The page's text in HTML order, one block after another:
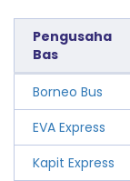
Pengusaha
Bas
Borneo Bus
EVA Express
Kapit Express